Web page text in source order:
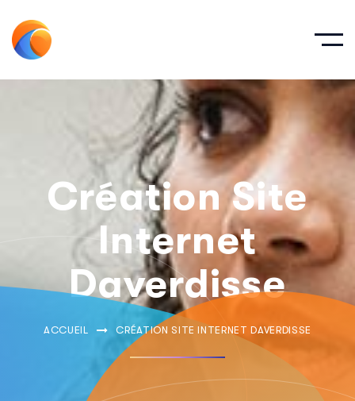
Création Site
Internet
Daverdisse
ACCUEIL CRÉATION SITE INTERNET DAVERDISSE